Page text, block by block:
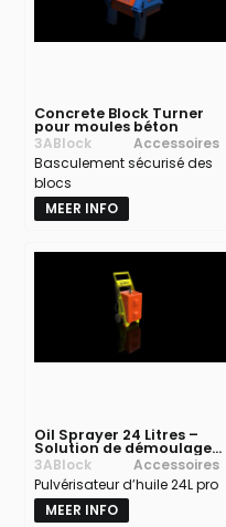
Concrete Block Turner
pour moules béton
3ABlock
Accessoires
Basculement sécurisé des
blocs
MEER INFO
Oil Sprayer 24 Litres –
Solution de démoulage
professionnelle pour
moules béton
3ABlock
Accessoires
Pulvérisateur d’huile 24L pro
MEER INFO